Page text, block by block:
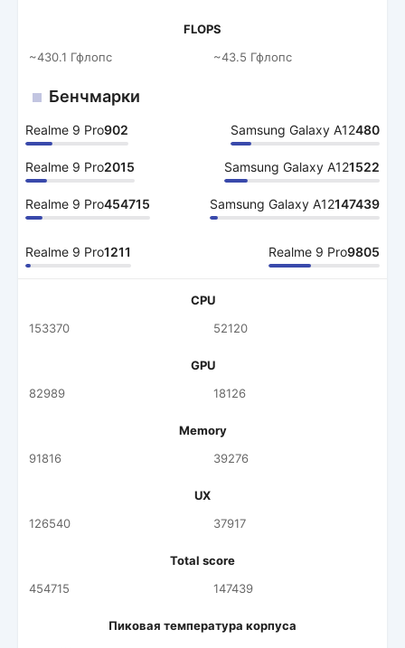
FLOPS
~430.1 Гфлопс
~43.5 Гфлопс
Бенчмарки
Realme 9 Pro902 Samsung Galaxy A12480
Realme 9 Pro2015 Samsung Galaxy A121522
Realme 9 Pro454715 Samsung Galaxy A12147439
Realme 9 Pro1211 Realme 9 Pro9805
CPU
153370
52120
GPU
82989
18126
Memory
91816
39276
UX
126540
37917
Total score
454715
147439
Пиковая температура корпуса